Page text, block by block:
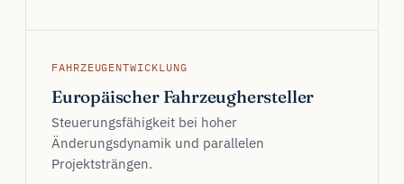
FAHRZEUGENTWICKLUNG
Europäischer Fahrzeughersteller
Steuerungsfähigkeit bei hoher
Änderungsdynamik und parallelen
Projektsträngen.